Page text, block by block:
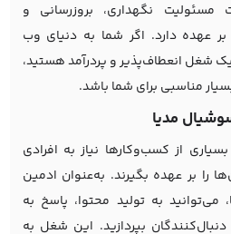
نگهداری، بروزرسانی و
عهده دارد. اگر شما به دنیای وب
شغل انعطاف‌پذیر و پردرآمد هستید،
مناسبی برای شما باشد.
از کسب‌وکارها نیاز به افرادی
را بر عهده بگیرند. به‌عنوان ادمین
می‌توانید به تولید محتوا، پاسخ به
بپردازید. این شغل به